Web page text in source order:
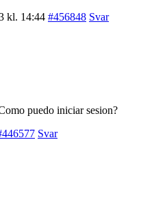
kl. 14:44 #456848 Svar
puedo iniciar sesion?
Svar